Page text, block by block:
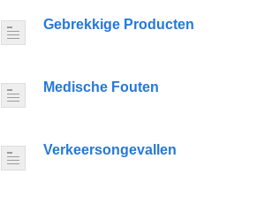
Gebrekkige Producten
Medische Fouten
Verkeersongevallen